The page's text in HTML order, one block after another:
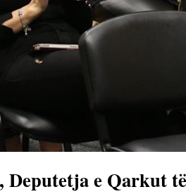
Deputetja e Qarkut